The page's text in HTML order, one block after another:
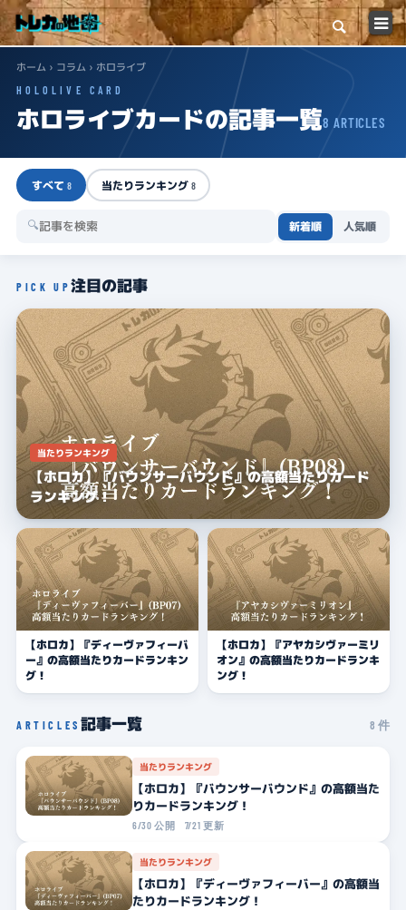
検索
トップ
カードショップ一覧
コラム一覧
店舗インタビュー特集
イベント大会情報
新弾発売スケジュール
トレカの地図について
カードショップオーナーの方へ
お問い合わせ
ホーム › コラム › ホロライブ
HOLOLIVE CARD
ホロライブカードの記事一覧8 ARTICLES
すべて 8 当たりランキング 8
🔍 新着順 人気順
PICK UP注目の記事
当たりランキング
【ホロカ】『バウンサーバウンド』の高額当たりカード
ランキング！
【ホロカ】『ディーヴァフィーバ
ー』の高額当たりカードランキン
グ！
【ホロカ】『アヤカシヴァーミリ
オン』の高額当たりカードランキ
ング！
ARTICLES 記事一覧 8 件
当たりランキング
【ホロカ】『バウンサーバウンド』の高額当た
りカードランキング！
6/30 公開 7/21 更新
当たりランキング
【ホロカ】『ディーヴァフィーバー』の高額当
たりカードランキング！